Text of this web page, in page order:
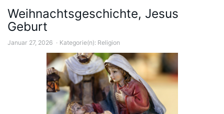
Weihnachtsgeschichte, Jesus
Geburt
Januar 27, 2026 Kategorie(n): Religion